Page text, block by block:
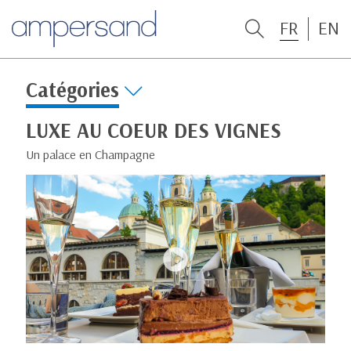
FR EN
Catégories
LUXE AU COEUR DES VIGNES
Un palace en Champagne